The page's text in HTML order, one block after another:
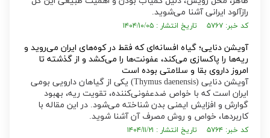
رازآلود ایرانی آشنا می‌شوید.
کد خبر: ۵۷۶۷ تاریخ انتشار : ۱۴۰۴/۱۰/۰۵
آویشن دنایی؛ گیاه افسانه‌ای که فقط در کوه‌های ایران می‌روید و
ریه‌ها را پاکسازی می‌کند، عفونت‌ها را می‌کشد و از گذشته تا
امروز داروی بقا و سلامتی بوده است
آویشن دنایی (Thymus daenensis) یکی از گیاهان دارویی بومی
ایران است که با خواص ضدعفونی‌کننده، تقویت ریه، بهبود
گوارش و افزایش ایمنی بدن شناخته می‌شود. در این مقاله با
کاربردها، خواص و روش مصرف آن آشنا شوید.
کد خبر: ۵۷۶۴ تاریخ انتشار : ۱۴۰۴/۱۱/۲۱